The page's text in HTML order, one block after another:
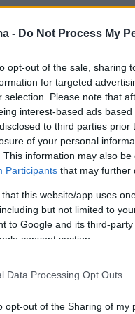
- Do Not Process My
opt-out of the sale, sharing
for targeted
selection. Please note that
interest-based ads
to third parties
of your personal
This information may also
Participants that may further
that this website/app uses
but not limited to
to Google and its third-
consent section.
Data Processing Opt Outs
opt-out of the Sharing of my
μεταξύ πατέρα
στο παρελθόν
και την είχε
χρήματα θα
κόσμο
αυτόν
να του έχει
την εκβίαζε ο
και στάθηκε
για μια στιγμή
της ζήτησε να